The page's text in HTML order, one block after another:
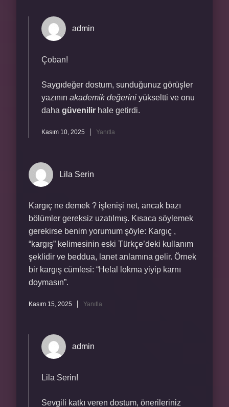
admin
Çoban!
Saygıdeğer dostum, sunduğunuz görüşler
yazının akademik değerini yükseltti ve onu
daha güvenilir hale getirdi.
Kasım 10, 2025 Yanıtla
Lila Serin
Kargıç ne demek ? işlenişi net, ancak bazı
bölümler gereksiz uzatılmış. Kısaca söylemek
gerekirse benim yorumum şöyle: Kargıç ,
“kargış” kelimesinin eski Türkçe’deki kullanım
şeklidir ve beddua, lanet anlamına gelir. Örnek
bir kargış cümlesi: “Helal lokma yiyip karnı
doymasın”.
Kasım 15, 2025 Yanıtla
admin
Lila Serin!
Sevgili katkı veren dostum, önerileriniz